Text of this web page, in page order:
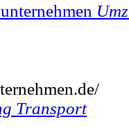
Transport